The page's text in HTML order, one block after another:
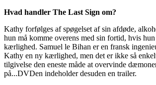
Hvad handler The Last Sign om?
Kathy forfølges af spøgelset af sin afdøde,
hun må komme overens med sin fortid, hvis
kærlighed. Samuel le Bihan er en fransk
Kathy en ny kærlighed, men det er ikke så
tilgivelse den eneste måde at overvinde
på...DVDen indeholder desuden en trailer.